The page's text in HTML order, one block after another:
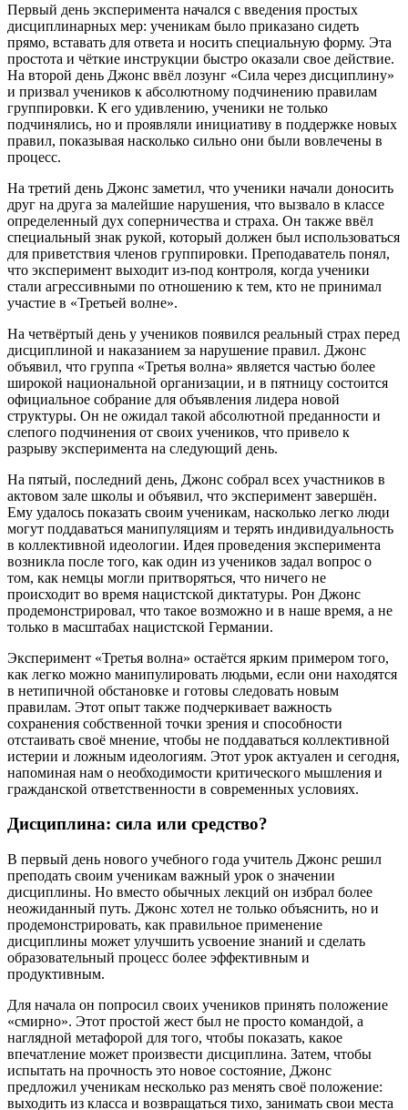
Первый день эксперимента начался с введения простых
дисциплинарных мер: ученикам было приказано сидеть
прямо, вставать для ответа и носить специальную форму. Эта
простота и чёткие инструкции быстро оказали свое действие.
На второй день Джонс ввёл лозунг «Сила через дисциплину»
и призвал учеников к абсолютному подчинению правилам
группировки. К его удивлению, ученики не только
подчинялись, но и проявляли инициативу в поддержке новых
правил, показывая насколько сильно они были вовлечены в
процесс.
На третий день Джонс заметил, что ученики начали доносить
друг на друга за малейшие нарушения, что вызвало в классе
определенный дух соперничества и страха. Он также ввёл
специальный знак рукой, который должен был использоваться
для приветствия членов группировки. Преподаватель понял,
что эксперимент выходит из-под контроля, когда ученики
стали агрессивными по отношению к тем, кто не принимал
участие в «Третьей волне».
На четвёртый день у учеников появился реальный страх перед
дисциплиной и наказанием за нарушение правил. Джонс
объявил, что группа «Третья волна» является частью более
широкой национальной организации, и в пятницу состоится
официальное собрание для объявления лидера новой
структуры. Он не ожидал такой абсолютной преданности и
слепого подчинения от своих учеников, что привело к
разрыву эксперимента на следующий день.
На пятый, последний день, Джонс собрал всех участников в
актовом зале школы и объявил, что эксперимент завершён.
Ему удалось показать своим ученикам, насколько легко люди
могут поддаваться манипуляциям и терять индивидуальность
в коллективной идеологии. Идея проведения эксперимента
возникла после того, как один из учеников задал вопрос о
том, как немцы могли притворяться, что ничего не
происходит во время нацистской диктатуры. Рон Джонс
продемонстрировал, что такое возможно и в наше время, а не
только в масштабах нацистской Германии.
Эксперимент «Третья волна» остаётся ярким примером того,
как легко можно манипулировать людьми, если они находятся
в нетипичной обстановке и готовы следовать новым
правилам. Этот опыт также подчеркивает важность
сохранения собственной точки зрения и способности
отстаивать своё мнение, чтобы не поддаваться коллективной
истерии и ложным идеологиям. Этот урок актуален и сегодня,
напоминая нам о необходимости критического мышления и
гражданской ответственности в современных условиях.
Дисциплина: сила или средство?
В первый день нового учебного года учитель Джонс решил
преподать своим ученикам важный урок о значении
дисциплины. Но вместо обычных лекций он избрал более
неожиданный путь. Джонс хотел не только объяснить, но и
продемонстрировать, как правильное применение
дисциплины может улучшить усвоение знаний и сделать
образовательный процесс более эффективным и
продуктивным.
Для начала он попросил своих учеников принять положение
«смирно». Этот простой жест был не просто командой, а
наглядной метафорой для того, чтобы показать, какое
впечатление может произвести дисциплина. Затем, чтобы
испытать на прочность это новое состояние, Джонс
предложил ученикам несколько раз менять своё положение:
выходить из класса и возвращаться тихо, занимать свои места